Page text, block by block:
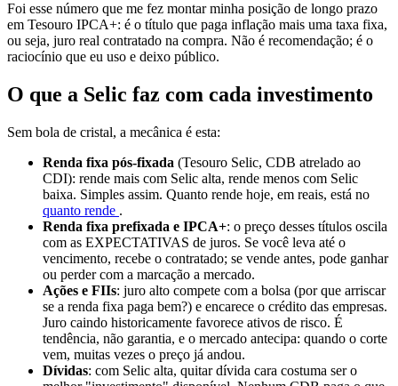
Foi esse número que me fez montar minha posição de longo prazo
em Tesouro IPCA+: é o título que paga inflação mais uma taxa fixa,
ou seja, juro real contratado na compra. Não é recomendação; é o
raciocínio que eu uso e deixo público.
O que a Selic faz com cada investimento
Sem bola de cristal, a mecânica é esta:
Renda fixa pós-fixada (Tesouro Selic, CDB atrelado ao
CDI): rende mais com Selic alta, rende menos com Selic
baixa. Simples assim. Quanto rende hoje, em reais, está no
quanto rende .
Renda fixa prefixada e IPCA+: o preço desses títulos oscila
com as EXPECTATIVAS de juros. Se você leva até o
vencimento, recebe o contratado; se vende antes, pode ganhar
ou perder com a marcação a mercado.
Ações e FIIs: juro alto compete com a bolsa (por que arriscar
se a renda fixa paga bem?) e encarece o crédito das empresas.
Juro caindo historicamente favorece ativos de risco. É
tendência, não garantia, e o mercado antecipa: quando o corte
vem, muitas vezes o preço já andou.
Dívidas: com Selic alta, quitar dívida cara costuma ser o